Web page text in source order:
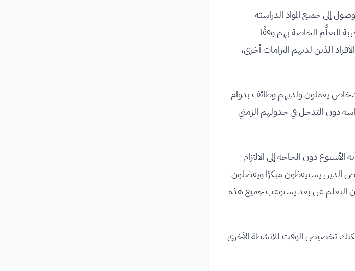
إلى جميع المواد الدراسيّة
التعلُّم الخاصة بهم وفقًا
الذين لديهم التزامات أخرى،
أشخاص يعملون ولديهم وظائف بدوام
دون التدخل في جدولهم الزمني
دون الحاجة إلى الالتزام
الذين يستيقظون مبكرًا ويفضلون
التعلم عن بعد يستوعب جميع هذه
تخصيص الوقت للأنشطة الأخرى